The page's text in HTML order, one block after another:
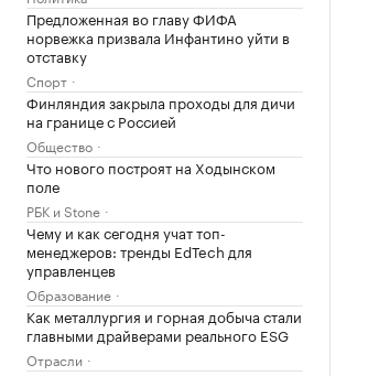
Предложенная во главу ФИФА
норвежка призвала Инфантино уйти в
отставку
Спорт
Финляндия закрыла проходы для дичи
на границе с Россией
Общество
Что нового построят на Ходынском
поле
РБК и Stone
Чему и как сегодня учат топ-
менеджеров: тренды EdTech для
управленцев
Образование
Как металлургия и горная добыча стали
главными драйверами реального ESG
Отрасли